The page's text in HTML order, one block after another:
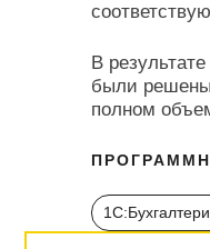
В
были решены
полном